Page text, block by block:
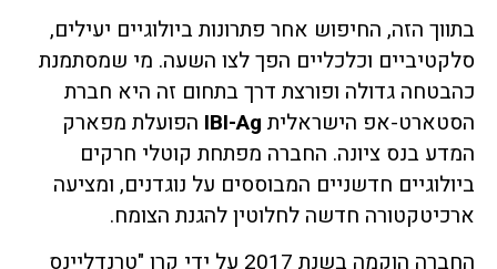
בתווך הזה, החיפוש אחר פתרונות ביולוגיים יעילים,
סלקטיביים וכלכליים הפך לצו השעה. מי שמסתמנת
כהבטחה גדולה ופורצת דרך בתחום זה היא חברת
הסטארט-אפ הישראלית IBI-Ag הפועלת מפארק
המדע בנס ציונה. החברה מפתחת קוטלי חרקים
ביולוגיים חדשניים המבוססים על נוגדנים, ומציעה
ארכיטקטורה חדשה לחלוטין להגנת הצומח.
החברה הוקמה בשנת 2017 על ידי קרן "טרנדליינס